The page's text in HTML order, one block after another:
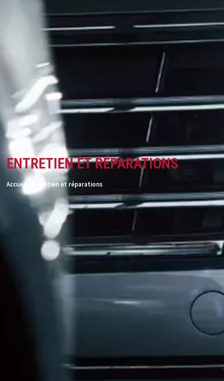
ENTRETIEN ET RÉPARATIONS
Accueil / Entretien et réparations